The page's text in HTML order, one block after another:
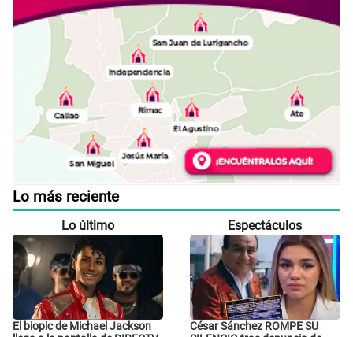
Lo más reciente
Lo último
El biopic de Michael Jackson
Espectáculos
César Sánchez ROMPE SU